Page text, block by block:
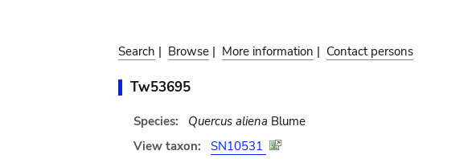
Search | Browse | More information | Contact persons
Tw53695
Species: Quercus aliena Blume
View taxon:
SN10531